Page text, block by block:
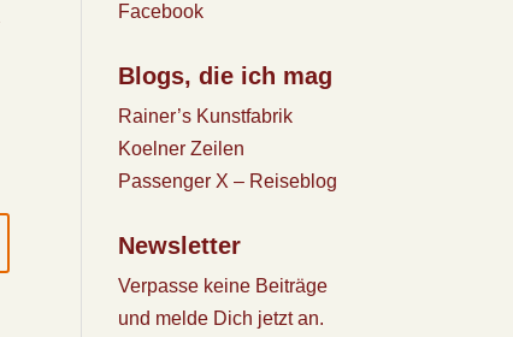
Facebook
Blogs, die ich mag
Rainer’s Kunstfabrik
Koelner Zeilen
Passenger X – Reiseblog
Newsletter
Verpasse keine Beiträge
und melde Dich jetzt an.